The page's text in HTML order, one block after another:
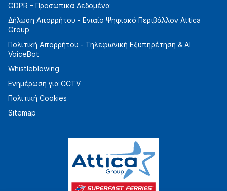
GDPR – Προσωπικά Δεδομένα
Δήλωση Απορρήτου - Ενιαίο Ψηφιακό Περιβάλλον Attica
Group
Πολιτική Απορρήτου - Τηλεφωνική Εξυπηρέτηση & AI
VoiceBot
Whistleblowing
Ενημέρωση για CCTV
Πολιτική Cookies
Sitemap